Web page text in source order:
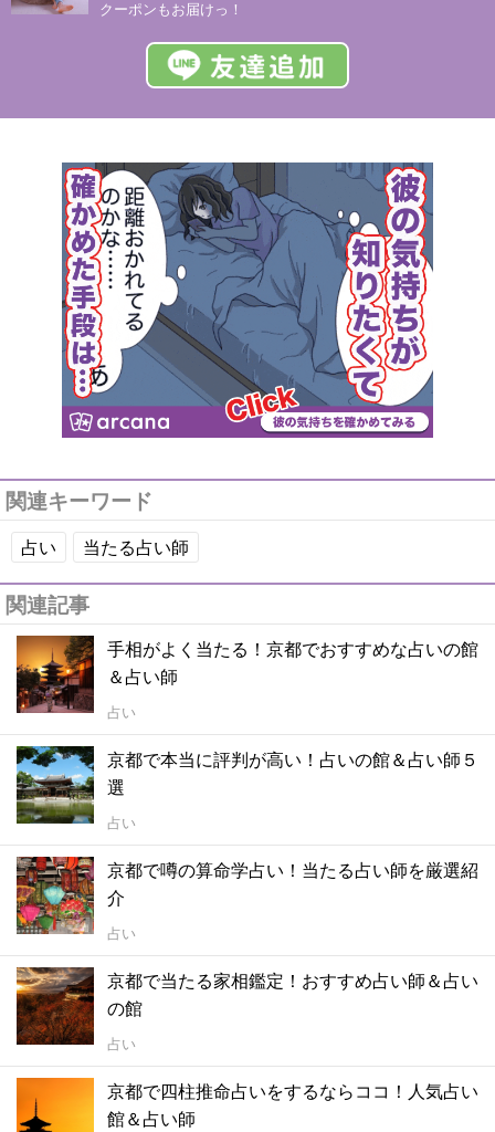
クーポンもお届けっ！
関連キーワード
占い 当たる占い師
関連記事
手相がよく当たる！京都でおすすめな占いの館
＆占い師
占い
京都で本当に評判が高い！占いの館＆占い師５
選
占い
京都で噂の算命学占い！当たる占い師を厳選紹
介
占い
京都で当たる家相鑑定！おすすめ占い師＆占い
の館
占い
京都で四柱推命占いをするならココ！人気占い
館＆占い師